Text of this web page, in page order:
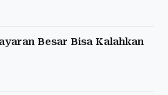
Besar Bisa Kalahkan